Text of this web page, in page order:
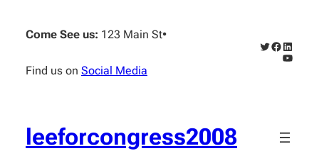
content
Come See us: 123 Main St•
Find us on Social Media
Twitter
Facebook
leeforcongress2008